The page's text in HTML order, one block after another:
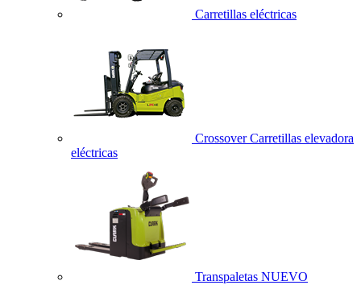
Carretillas eléctricas
Crossover Carretillas elevadora
eléctricas
Transpaletas NUEVO